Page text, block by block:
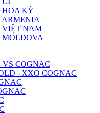
ÚC
HOA KỲ
ARMENIA
VIỆT NAM
MOLDOVA
VS COGNAC
- XXO COGNAC